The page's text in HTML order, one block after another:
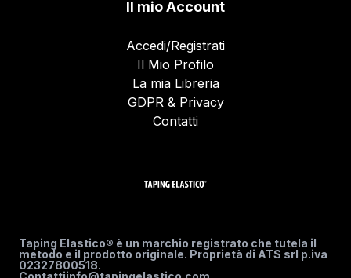
Il mio Account
Accedi/Registrati
Il Mio Profilo
La mia Libreria
GDPR & Privacy
Contatti
Taping Elastico® è un marchio registrato che tutela il
metodo e il prodotto originale. Proprietà di ATS srl p.iva
02327800518.